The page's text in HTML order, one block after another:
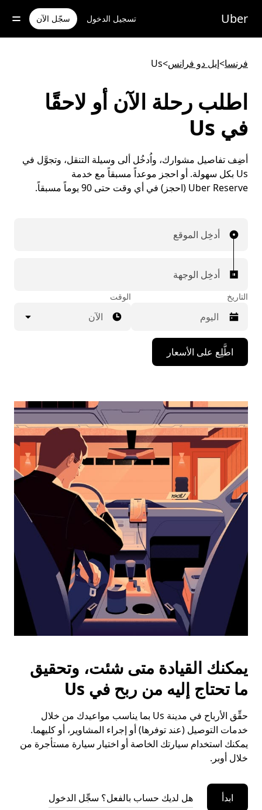
للوصول
المحتوى
Uber تسجيل الدخول سجّل الآن
فرنسا>إيل دو فرانس>
Us
اطلب رحلة الآن أو لاحقًا
في Us
أضِف تفاصيل مشوارك، واُدخُل ألى وسيلة التنقل، وتجوَّل في
Us بكل سهولة. أو احجز موعداً مسبقاً مع خدمة
Uber Reserve (احجز) في أي وقت حتى 90 يوماً مسبقاً.
أدخِل الموقع
أدخِل الوجهة
التاريخ
اضغط
على
مفتاح
للأسفل
لاستخدام
التقويم
التاريخ.
اضغط
على
زر
الخروج
لإغلاق
التقويم.
الوقت
الآن
اطَّلِع على الأسعار
يمكنك القيادة متى شئت، وتحقيق
ما تحتاج إليه من ربح في Us
حقِّق الأرباح في مدينة Us بما يناسب مواعيدك من خلال
خدمات التوصيل (عند توفرها) أو إجراء المشاوير، أو كليهما.
يمكنك استخدام سيارتك الخاصة أو اختيار سيارة مستأجرة من
خلال أوبر.
ابدأ هل لديك حساب بالفعل؟ سجِّل الدخول